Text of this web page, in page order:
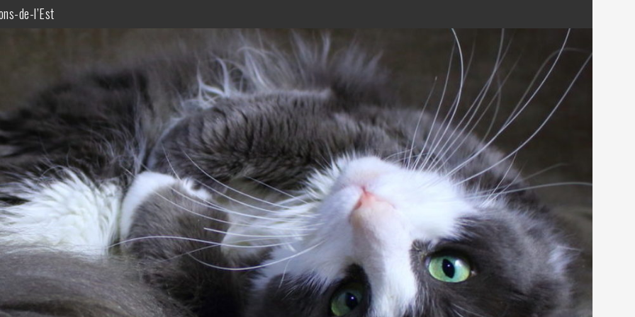
de-l’Est
2 de 2) – De Saint-Ulric à Berthier-sur-Mer
1 de 2) – De La Pocatière à Saint-Ulric
de semaine